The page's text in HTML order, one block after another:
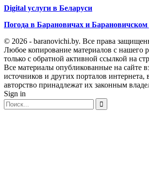
Digital услуги в Беларуси
Погода в Барановичах и Барановичском
© 2026 - baranovichi.by. Все права
Любое копирование материалов с нашего
только с обратной активной ссылкой на
Все материалы опубликованные на сайте
источников и других порталов интернета,
авторство принадлежат их законным
Sign in